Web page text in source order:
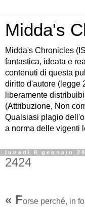
Midda's
Midda's Chronicles
fantastica, ideata e
contenuti di questa
diritto d'autore (legge
liberamente
(Attribuzione, Non
Qualsiasi plagio
a norma delle vigenti
lunedì 8 gennaio
2424
« Forse perché, in